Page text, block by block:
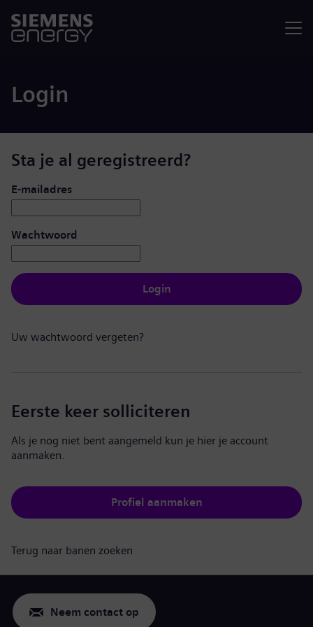
Login
Sta je al geregistreerd?
Inloggen: gebruiker en wachtwoord
E-mailadres
Wachtwoord
Login
Uw wachtwoord vergeten?
Eerste keer solliciteren
Als je nog niet bent aangemeld kun je hier je account
aanmaken.
Profiel aanmaken
Terug naar banen zoeken
Neem contact op